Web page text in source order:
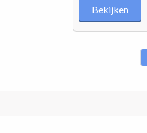
Bekijken